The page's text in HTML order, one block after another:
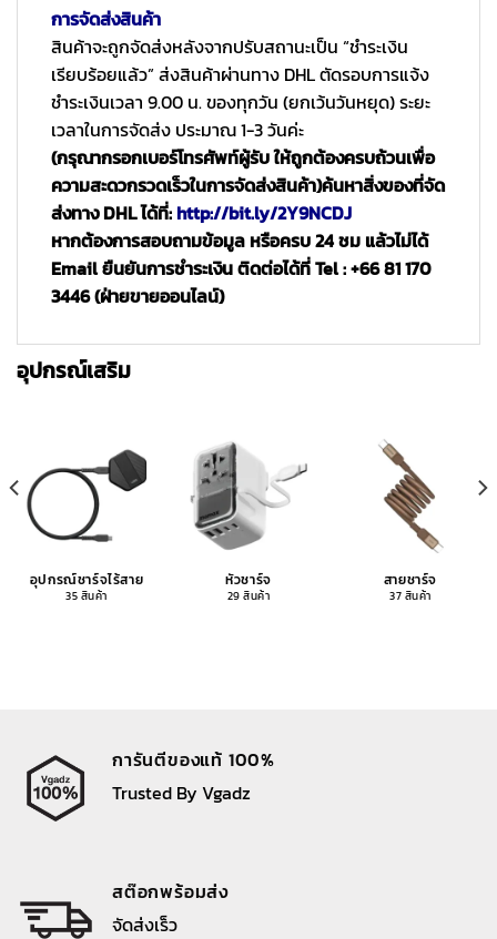
การจัดส่งสินค้า
สินค้าจะถูกจัดส่งหลังจากปรับสถานะเป็น “ชำระเงิน
เรียบร้อยแล้ว” ส่งสินค้าผ่านทาง DHL ตัดรอบการแจ้ง
ชำระเงินเวลา 9.00 น. ของทุกวัน (ยกเว้นวันหยุด) ระยะ
เวลาในการจัดส่ง ประมาณ 1-3 วันค่ะ
(กรุณากรอกเบอร์โทรศัพท์ผู้รับ ให้ถูกต้องครบถ้วนเพื่อ
ความสะดวกรวดเร็วในการจัดส่งสินค้า)ค้นหาสิ่งของที่จัด
ส่งทาง DHL ได้ที่:http://bit.ly/2Y9NCDJ
หากต้องการสอบถามข้อมูล หรือครบ 24 ชม แล้วไม่ได้
Email ยืนยันการชำระเงิน ติดต่อได้ที่ Tel : +66 81 170
3446 (ฝ่ายขายออนไลน์)
อุปกรณ์เสริม
อุปกรณ์ชาร์จไร้สาย
35 สินค้า
หัวชาร์จ
29 สินค้า
สายชาร์จ
37 สินค้า
การันตีของแท้ 100%
Trusted By Vgadz
สต๊อกพร้อมส่ง
จัดส่งเร็ว